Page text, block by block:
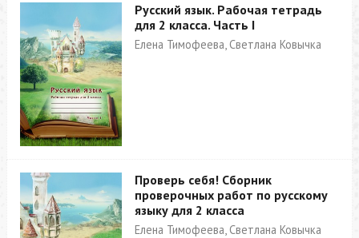
Русский язык. Рабочая тетрадь
для 2 класса. Часть I
Елена Тимофеева, Светлана Ковычка
Проверь себя! Сборник
проверочных работ по русскому
языку для 2 класса
Елена Тимофеева, Светлана Ковычка